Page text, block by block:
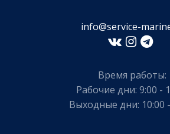
info@service-
Время работы:
Рабочие дни: 9:00 -
Выходные дни: 10:00